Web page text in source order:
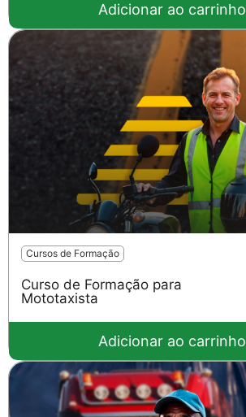
Adicionar ao carrinho
Cursos de Formação
Curso de Formação para
Mototaxista
Adicionar ao carrinho